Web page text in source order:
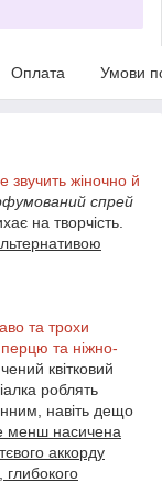
Оплата Умови
звучить жіночно й
спрей
на творчість.
та трохи
перцю та ніжно-
квітковий
роблять
навіть дещо
менш насичена
аккорду
глибокого